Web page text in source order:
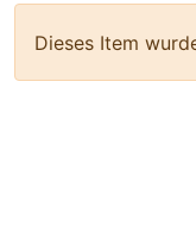
Dieses Item